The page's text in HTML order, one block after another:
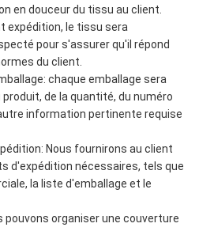
en douceur du tissu au client.
expédition, le tissu sera
pour s'assurer qu'il répond
du client.
chaque emballage sera
de la quantité, du numéro
information pertinente requise
Nous fournirons au client
d'expédition nécessaires, tels que
la liste d'emballage et le
pouvons organiser une couverture